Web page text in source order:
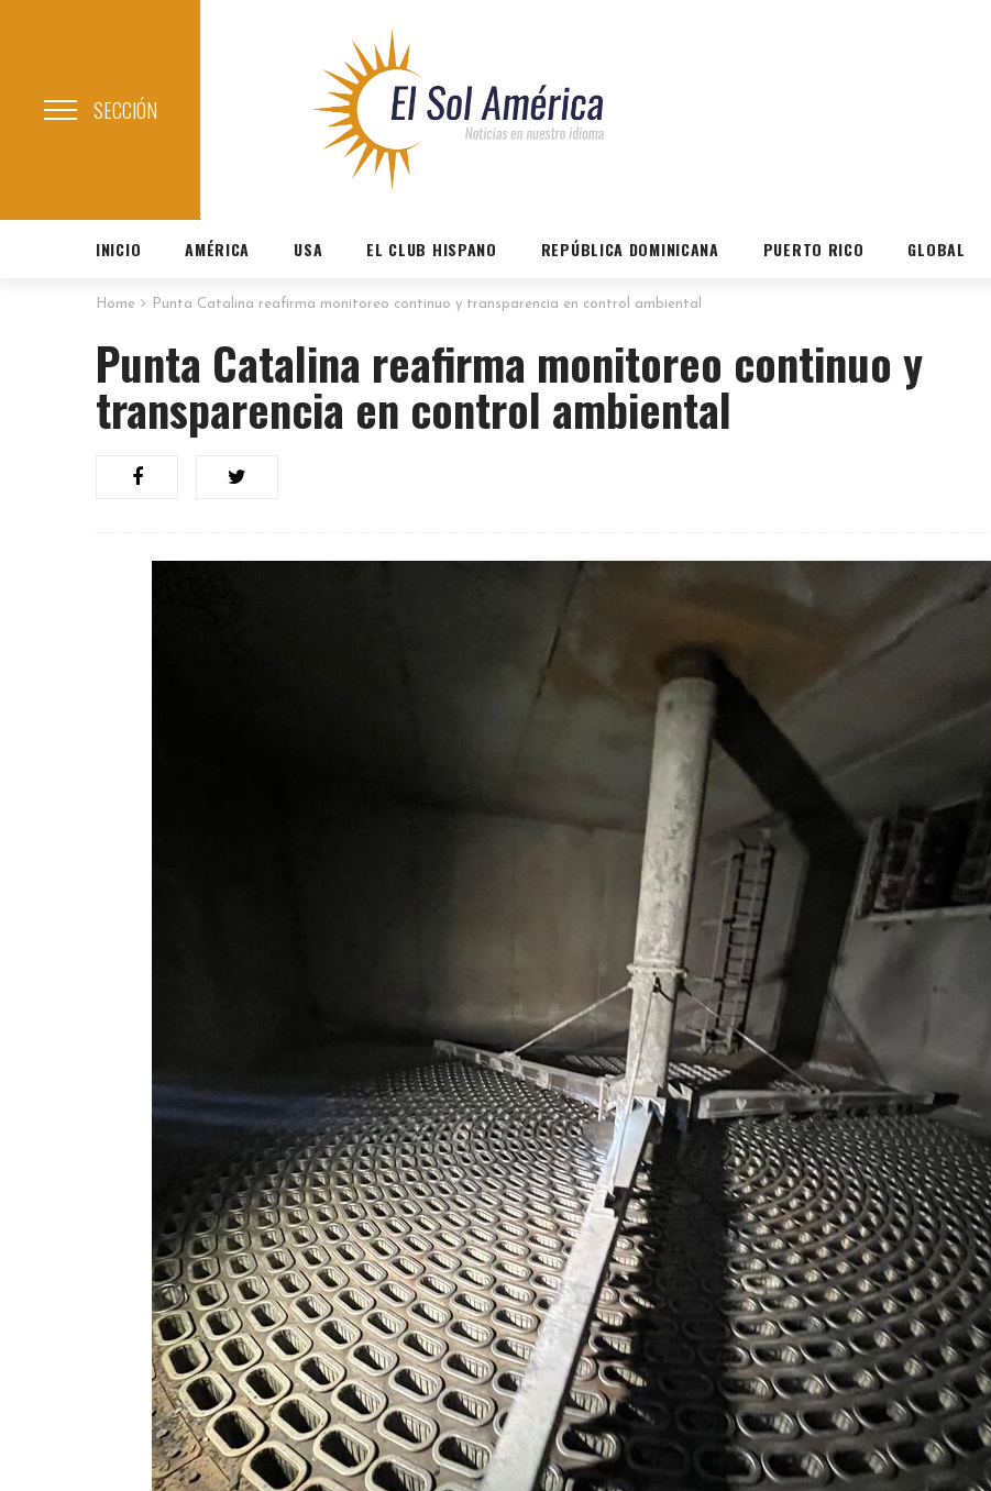
SECCIÓN
INICIO AMÉRICA USA EL CLUB HISPANO REPÚBLICA DOMINICANA PUERTO RICO GLOBAL
Home Punta Catalina reafirma monitoreo continuo y transparencia en control ambiental
Punta Catalina reafirma monitoreo continuo y
transparencia en control ambiental